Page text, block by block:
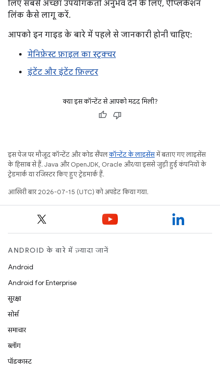
लिए सबसे अच्छा उपयोगकर्ता अनुभव देने के लिए, ऐप्लिकेशन
लिंक कैसे लागू करें.
आपको इन गाइड के बारे में पहले से जानकारी होनी चाहिए:
मेनिफ़ेस्ट फ़ाइल का स्ट्रक्चर
इंटेंट और इंटेंट फ़िल्टर
क्या इस कॉन्टेंट से आपको मदद मिली?
इस पेज पर मौजूद कॉन्टेंट और कोड सैंपलकॉन्टेंट के लाइसेंसमें बताए गए लाइसेंस
के हिसाब से हैं. Java और OpenJDK, Oracle और/या इससे जुड़ी हुई कंपनियों के
ट्रेडमार्क या रजिस्टर किए हुए ट्रेडमार्क हैं.
आखिरी बार 2026-07-15 (UTC) को अपडेट किया गया.
ANDROID के बारे में ज़्यादा जानें
Android
Android for Enterprise
सुरक्षा
सोर्स
समाचार
ब्लॉग
पॉडकास्ट